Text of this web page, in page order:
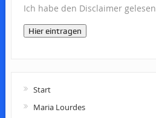
Ich habe den Disclaimer gelesen
Hier eintragen
Start
Maria Lourdes